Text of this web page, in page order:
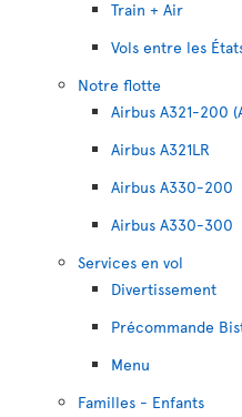
Train + Air
Vols entre les
Notre flotte
Airbus A321-200
Airbus A321LR
Airbus A330-200
Airbus A330-300
Services en vol
Divertissement
Précommande
Menu
Familles - Enfants